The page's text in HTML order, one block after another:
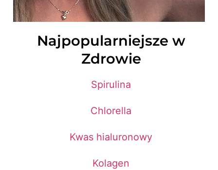
Najpopularniejsze w
Zdrowie
Spirulina
Chlorella
Kwas hialuronowy
Kolagen